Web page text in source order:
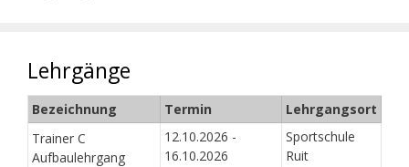
Lehrgänge
Bezeichnung Termin
Lehrgangsort
Trainer C
Aufbaulehrgang
12.10.2026 -
16.10.2026
Sportschule
Ruit